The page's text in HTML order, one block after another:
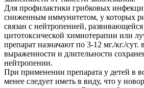
Для профилактики грибковых
сниженным иммунитетом, у которых
связан с нейтропенией, развивающейся
цитотоксической химиотерапии или
препарат назначают по 3-12 мг./кг./сут.
выраженности и длительности
нейтропении.
При применении препарата у детей в
менее следует иметь в виду, что у